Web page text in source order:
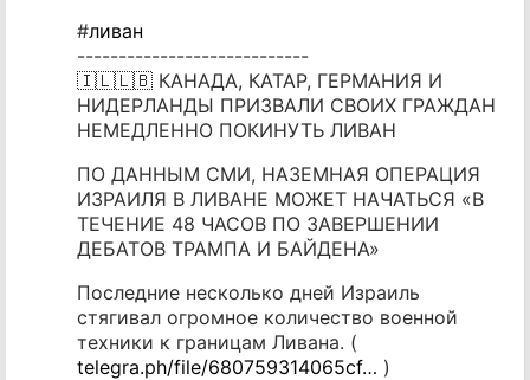
#ливан
----------------------------
🇮🇱🇱🇧 КАНАДА, КАТАР, ГЕРМАНИЯ И
НИДЕРЛАНДЫ ПРИЗВАЛИ СВОИХ ГРАЖДАН
НЕМЕДЛЕННО ПОКИНУТЬ ЛИВАН
ПО ДАННЫМ СМИ, НАЗЕМНАЯ ОПЕРАЦИЯ
ИЗРАИЛЯ В ЛИВАНЕ МОЖЕТ НАЧАТЬСЯ «В
ТЕЧЕНИЕ 48 ЧАСОВ ПО ЗАВЕРШЕНИИ
ДЕБАТОВ ТРАМПА И БАЙДЕНА»
Последние несколько дней Израиль
стягивал огромное количество военной
техники к границам Ливана. (
telegra.ph/file/680759314065cf… )